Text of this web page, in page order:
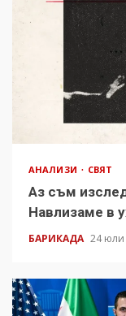
АНАЛИЗИ СВЯТ
Аз съм
Навлизаме в
БАРИКАДА 24 юли